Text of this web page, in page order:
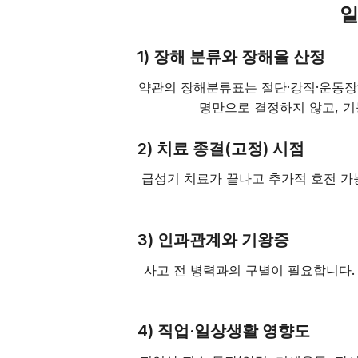
1) 장해 분류와 장해율 산정
약관의 장해분류표는 절단·강직·운동
명만으로 결정하지 않고,
2) 치료 종결(고정) 시점
급성기 치료가 끝나고 추가적 호전
3) 인과관계와 기왕증
사고 전 병력과의 구별이 필요합니
4) 직업·일상생활 영향도